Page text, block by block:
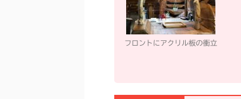
フロントにアクリル板の衝立